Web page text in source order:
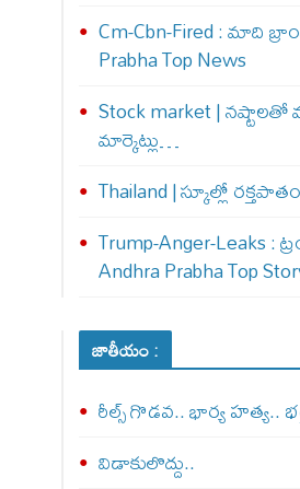
Cm-Cbn-Fired : మాది
Prabha Top News
Stock market |
మార్కెట్లు…
Thailand | స్కూల్లో
Trump-Anger-Leaks :
Andhra Prabha Top
జాతీయం :
రీల్స్ గొడవ.. భార్య హత్య..
విడాకులొద్దు..